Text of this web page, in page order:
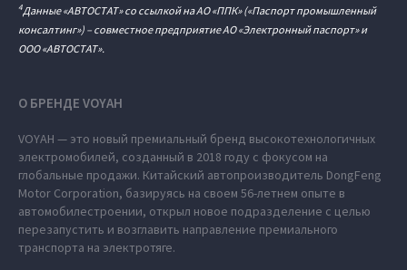
4Данные «АВТОСТАТ» со ссылкой на АО «ППК» («Паспорт промышленный
консалтинг») – совместное предприятие АО «Электронный паспорт» и
ООО «АВТОСТАТ».
О БРЕНДЕ VOYAH
VOYAH — это новый премиальный бренд высокотехнологичных
электромобилей, созданный в 2018 году с фокусом на
глобальные продажи. Китайский автопроизводитель DongFeng
Motor Corporation, базируясь на своем 56-летнем опыте в
автомобилестроении, открыл новое подразделение с целью
перезапустить и возглавить направление премиального
транспорта на электротяге.